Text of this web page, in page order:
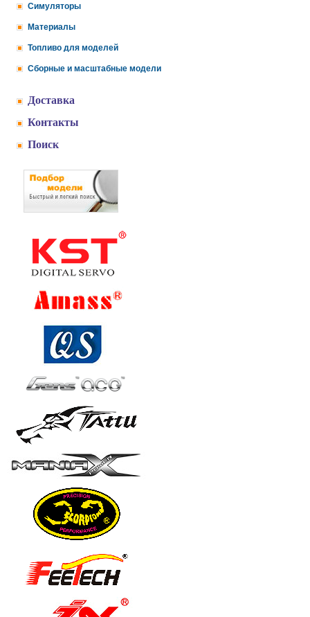
Симуляторы
Материалы
Топливо для моделей
Сборные и масштабные модели
Доставка
Контакты
Поиск